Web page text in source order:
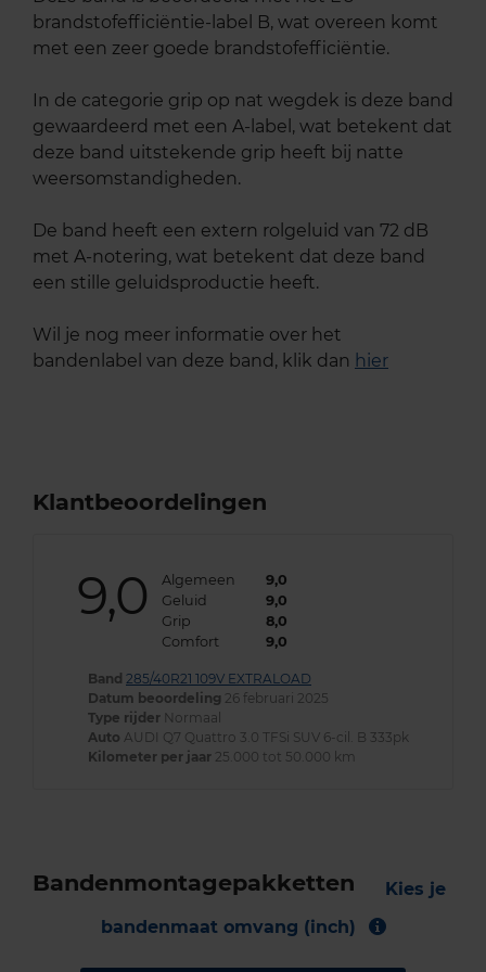
brandstofefficiëntie-label B, wat overeen komt
met een zeer goede brandstofefficiëntie.
In de categorie grip op nat wegdek is deze band
gewaardeerd met een A-label, wat betekent dat
deze band uitstekende grip heeft bij natte
weersomstandigheden.
De band heeft een extern rolgeluid van 72 dB
met A-notering, wat betekent dat deze band
een stille geluidsproductie heeft.
Wil je nog meer informatie over het
bandenlabel van deze band, klik dan hier
Klantbeoordelingen
9,0 Algemeen
9,0
Geluid
9,0
Grip
8,0
Comfort
9,0
Band 285/40R21 109V EXTRALOAD
Datum beoordeling 26 februari 2025
Type rijder Normaal
Auto AUDI Q7 Quattro 3.0 TFSi SUV 6-cil. B 333pk
Kilometer per jaar 25.000 tot 50.000 km
Bandenmontagepakketten
Kies je
bandenmaat omvang (inch)